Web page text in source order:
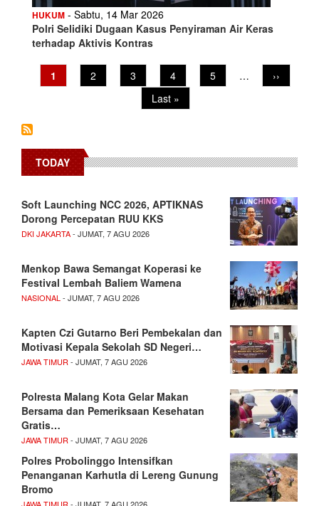
HUKUM - Sabtu, 14 Mar 2026
Polri Selidiki Dugaan Kasus Penyiraman Air Keras
terhadap Aktivis Kontras
Pagination
Current
page
1 Page
2 Page
3 Page
4 Page
5 …
Next
page
››
Last
page
Last »
TODAY
Soft Launching NCC 2026, APTIKNAS
Dorong Percepatan RUU KKS
DKI JAKARTA- JUMAT, 7 AGU 2026
Menkop Bawa Semangat Koperasi ke
Festival Lembah Baliem Wamena
NASIONAL - JUMAT, 7 AGU 2026
Kapten Czi Gutarno Beri Pembekalan dan
Motivasi Kepala Sekolah SD Negeri…
JAWA TIMUR - JUMAT, 7 AGU 2026
Polresta Malang Kota Gelar Makan
Bersama dan Pemeriksaan Kesehatan
Gratis…
JAWA TIMUR - JUMAT, 7 AGU 2026
Polres Probolinggo Intensifkan
Penanganan Karhutla di Lereng Gunung
Bromo
JAWA TIMUR - JUMAT, 7 AGU 2026